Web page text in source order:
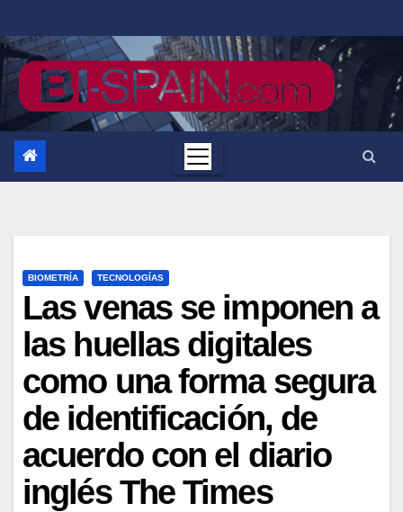
al
contenido
BIOMETRÍA TECNOLOGÍAS
Las venas se imponen a
las huellas digitales
como una forma segura
de identificación, de
acuerdo con el diario
inglés The Times